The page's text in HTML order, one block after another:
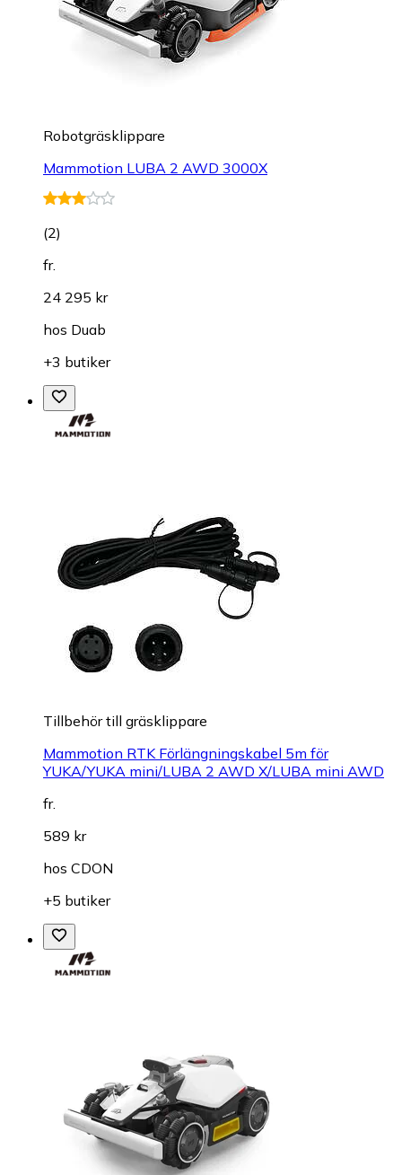
Robotgräsklippare
Mammotion LUBA 2 AWD 3000X
(2)
fr.
24 295 kr
hos Duab
+3 butiker
Tillbehör till gräsklippare
Mammotion RTK Förlängningskabel 5m för
YUKA/YUKA mini/LUBA 2 AWD X/LUBA mini AWD
fr.
589 kr
hos CDON
+5 butiker